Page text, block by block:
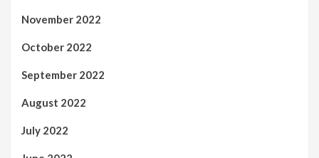
November 2022
October 2022
September 2022
August 2022
July 2022